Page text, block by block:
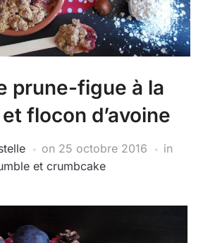
prune-figue à la
flocon d’avoine
on 25 octobre 2016
in
et crumbcake